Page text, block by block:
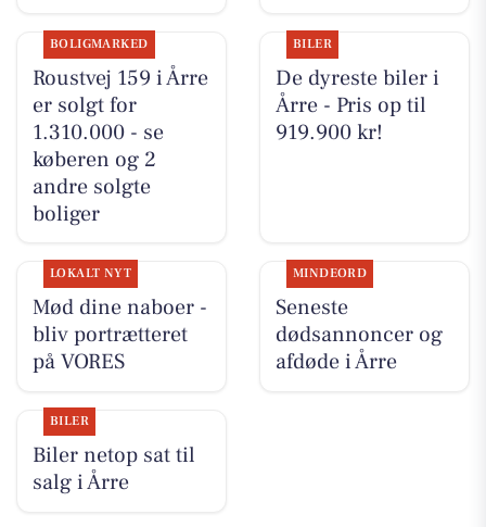
BOLIGMARKED
Roustvej 159 i Årre
er solgt for
1.310.000 - se
køberen og 2
andre solgte
boliger
BILER
De dyreste biler i
Årre - Pris op til
919.900 kr!
LOKALT NYT
Mød dine naboer -
bliv portrætteret
på VORES
MINDEORD
Seneste
dødsannoncer og
afdøde i Årre
BILER
Biler netop sat til
salg i Årre